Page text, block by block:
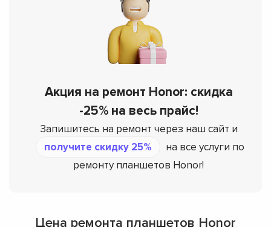
Акция на ремонт Honor: скидка
-25% на весь прайс!
Запишитесь на ремонт через наш сайт и
получите скидку 25%
на все услуги по
ремонту планшетов Honor!
Цена ремонта планшетов Honor